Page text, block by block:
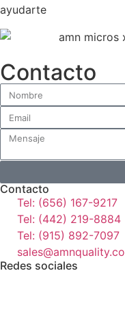
ayudarte
Contacto
Contacto
Tel: (656) 167-9217
Tel: (442) 219-8884
Tel: (915) 892-7097
Redes sociales